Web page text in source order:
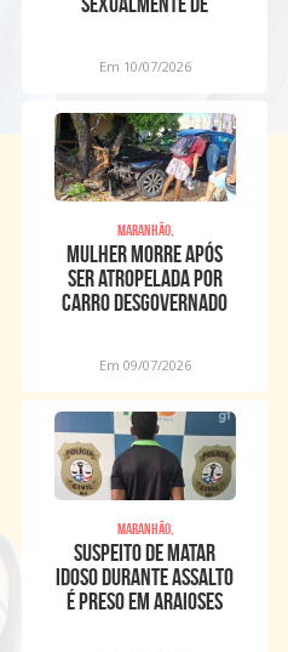
Em 10/07/2026
Maranhão,
Mulher morre após
ser atropelada por
carro desgovernado
Em 09/07/2026
Maranhão,
Suspeito de matar
idoso durante assalto
é preso em Araioses